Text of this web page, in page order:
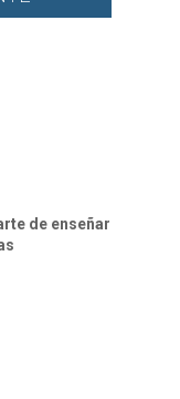
de enseñar